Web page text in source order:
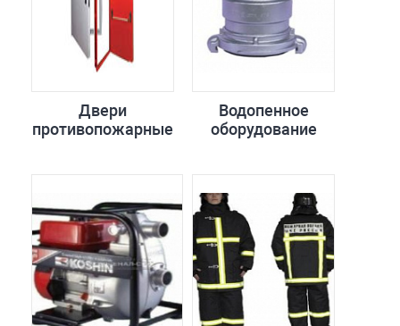
Двери
противопожарные
Водопенное
оборудование